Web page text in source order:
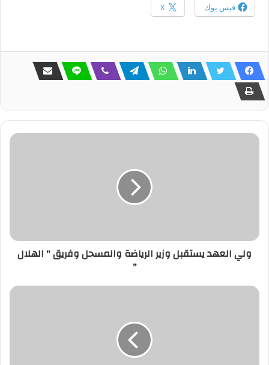
فيس بوك X
ولي العهد يستقبل وزير الرياضة والمسحل وفريق " الهلال
"